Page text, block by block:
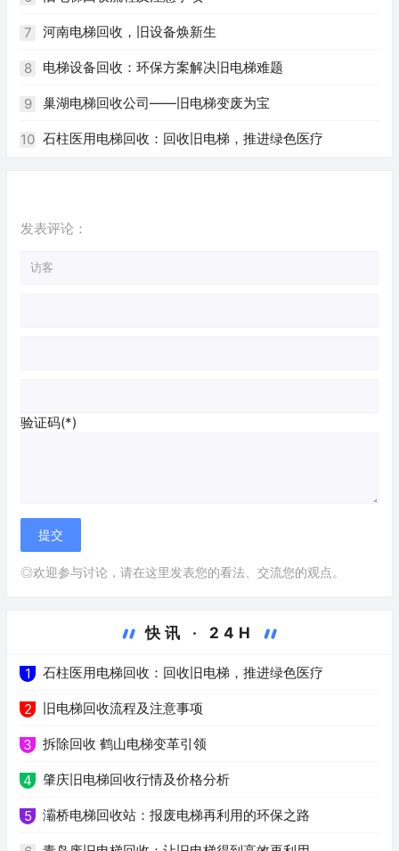
7 河南电梯回收，旧设备焕新生
8 电梯设备回收：环保方案解决旧电梯难题
9 巢湖电梯回收公司——旧电梯变废为宝
10 石柱医用电梯回收：回收旧电梯，推进绿色医疗
发表评论：
验证码(*)
◎欢迎参与讨论，请在这里发表您的看法、交流您的观点。
快讯 · 24H
1 石柱医用电梯回收：回收旧电梯，推进绿色医疗
2 旧电梯回收流程及注意事项
3 拆除回收 鹤山电梯变革引领
4 肇庆旧电梯回收行情及价格分析
5 灞桥电梯回收站：报废电梯再利用的环保之路